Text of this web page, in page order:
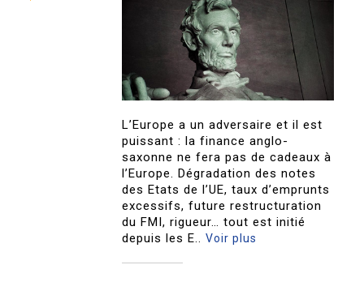
L’Europe a un adversaire et il est
puissant : la finance anglo-
saxonne ne fera pas de cadeaux à
l’Europe. Dégradation des notes
des Etats de l’UE, taux d’emprunts
excessifs, future restructuration
du FMI, rigueur… tout est initié
depuis les E..Voir plus